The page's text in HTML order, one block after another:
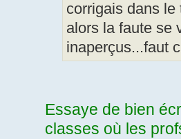
corrigais dans
alors la faute se
inaperçus...faut
Essaye de bien
classes où les